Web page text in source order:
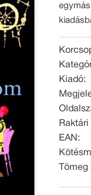
Kiadó:
Raktári
EAN:
Tömeg